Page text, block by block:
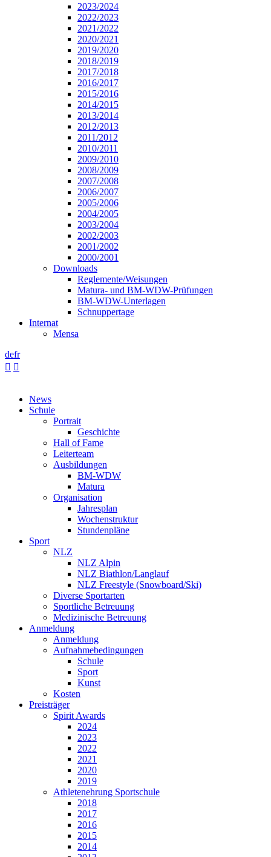
2023/2024
2022/2023
2021/2022
2020/2021
2019/2020
2018/2019
2017/2018
2016/2017
2015/2016
2014/2015
2013/2014
2012/2013
2011/2012
2010/2011
2009/2010
2008/2009
2007/2008
2006/2007
2005/2006
2004/2005
2003/2004
2002/2003
2001/2002
2000/2001
Downloads
Reglemente/Weisungen
Matura- und BM-WDW-Prüfungen
BM-WDW-Unterlagen
Schnuppertage
Internat
Mensa
defr
 
News
Schule
Portrait
Geschichte
Hall of Fame
Leiterteam
Ausbildungen
BM-WDW
Matura
Organisation
Jahresplan
Wochenstruktur
Stundenpläne
Sport
NLZ
NLZ Alpin
NLZ Biathlon/Langlauf
NLZ Freestyle (Snowboard/Ski)
Diverse Sportarten
Sportliche Betreuung
Medizinische Betreuung
Anmeldung
Anmeldung
Aufnahmebedingungen
Schule
Sport
Kunst
Kosten
Preisträger
Spirit Awards
2024
2023
2022
2021
2020
2019
Athletenehrung Sportschule
2018
2017
2016
2015
2014